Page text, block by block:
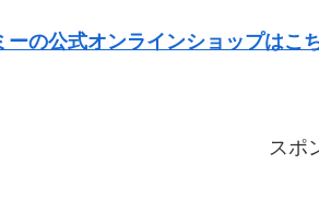
ーの公式オンラインショップはこ
スポ